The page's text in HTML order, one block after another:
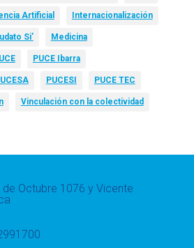
Artificial Internacionalización
Si’ Medicina
PUCE Ibarra
PUCESI PUCE TEC
Vinculación con la colectividad
Octubre 1076 y Vicente